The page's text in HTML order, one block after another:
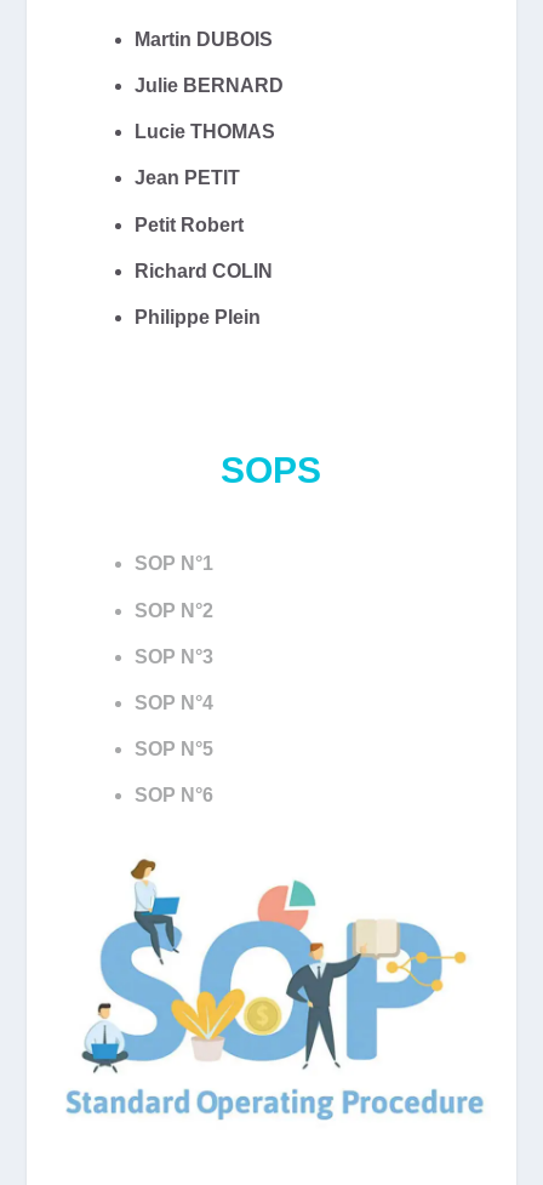
Martin DUBOIS
Julie BERNARD
Lucie THOMAS
Jean PETIT
Petit Robert
Richard COLIN
Philippe Plein
SOPS
SOP N°1
SOP N°2
SOP N°3
SOP N°4
SOP N°5
SOP N°6